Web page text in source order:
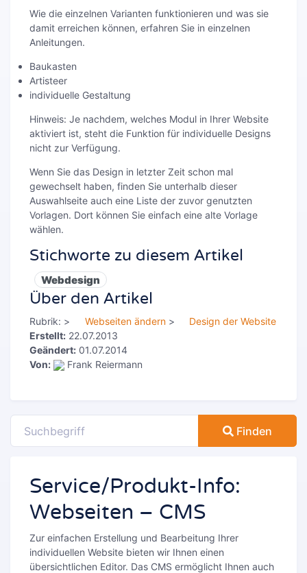
Wie die einzelnen Varianten funktionieren und was sie
damit erreichen können, erfahren Sie in einzelnen
Anleitungen.
Baukasten
Artisteer
individuelle Gestaltung
Hinweis: Je nachdem, welches Modul in Ihrer Website
aktiviert ist, steht die Funktion für individuelle Designs
nicht zur Verfügung.
Wenn Sie das Design in letzter Zeit schon mal
gewechselt haben, finden Sie unterhalb dieser
Auswahlseite auch eine Liste der zuvor genutzten
Vorlagen. Dort können Sie einfach eine alte Vorlage
wählen.
Stichworte zu diesem Artikel
Webdesign
Über den Artikel
Rubrik: > Webseiten ändern>
Design der Website
Erstellt: 22.07.2013
Geändert: 01.07.2014
Von:
Frank Reiermann
Finden
Service/Produkt-Info:
Webseiten – CMS
Zur einfachen Erstellung und Bearbeitung Ihrer
individuellen Website bieten wir Ihnen einen
übersichtlichen Editor. Das CMS ermöglicht Ihnen auch